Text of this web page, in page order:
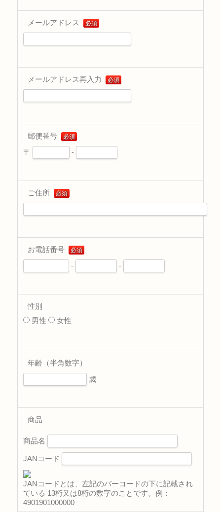
メールアドレス 必須
メールアドレス再入力 必須
郵便番号 必須
〒 -
ご住所 必須
お電話番号 必須
- -
性別
男性
女性
年齢（半角数字）
歳
商品
商品名
JANコード
JANコードとは、左記のバーコードの下に記載され
ている 13桁又は8桁の数字のことです。例：
4901901000000